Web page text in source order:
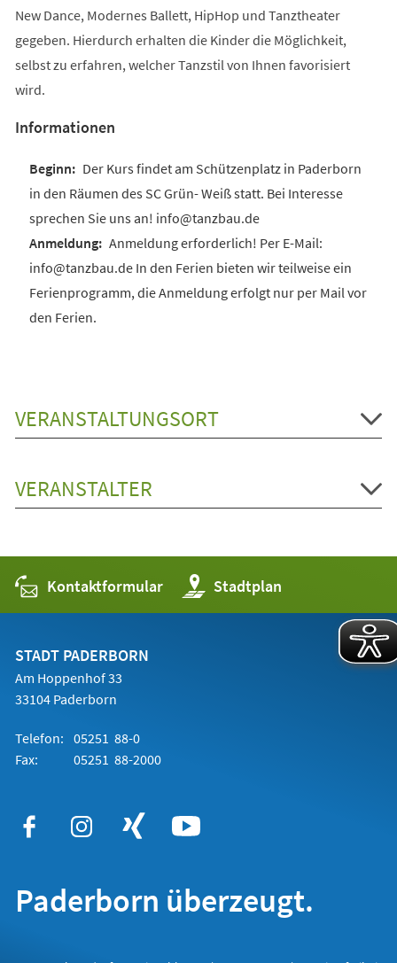
New Dance, Modernes Ballett, HipHop und Tanztheater
gegeben. Hierdurch erhalten die Kinder die Möglichkeit,
selbst zu erfahren, welcher Tanzstil von Ihnen favorisiert
wird.
Informationen
Der Kurs findet am Schützenplatz in Paderborn
in den Räumen des SC Grün- Weiß statt. Bei Interesse
sprechen Sie uns an! info@tanzbau.de
Anmeldung erforderlich! Per E-Mail:
info@tanzbau.de In den Ferien bieten wir teilweise ein
Ferienprogramm, die Anmeldung erfolgt nur per Mail vor
den Ferien.
VERANSTALTUNGSORT
VERANSTALTER
Kontaktformular Stadtplan
(Öffnet
in
einem
STADT PADERBORN
Am Hoppenhof 33
33104 Paderborn
Telefon: 05251 88-0
Fax:
05251 88-2000
Paderborn überzeugt.